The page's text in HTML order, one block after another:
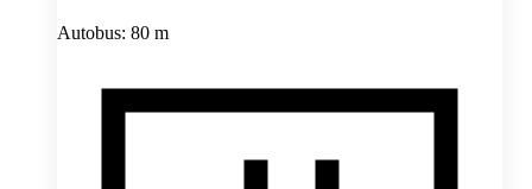
Autobus: 80 m